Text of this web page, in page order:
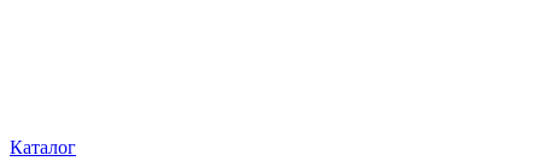
Каталог